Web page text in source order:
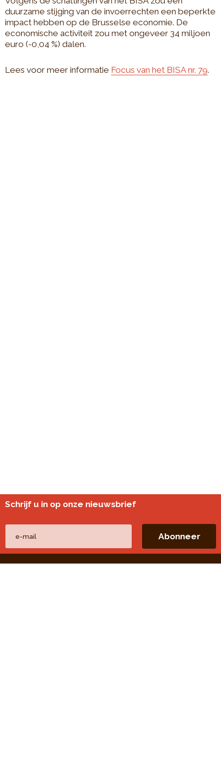
duurzame stijging van de invoerrechten een beperkte
impact hebben op de Brusselse economie. De
economische activiteit zou met ongeveer 34 miljoen
euro (-0,04 %) dalen.
Lees voor meer informatie Focus van het BISA nr. 79.
Schrijf u in op onze nieuwsbrief